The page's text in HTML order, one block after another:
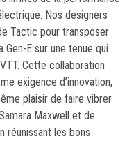
Nos designers
Tactic pour transposer
E sur une tenue qui
Cette collaboration
exigence d’innovation,
plaisir de faire vibrer
Maxwell et de
réunissant les bons